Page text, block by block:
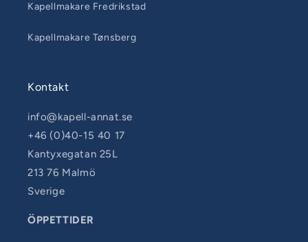
Kapellmakare Fredrikstad
Kapellmakare Tønsberg
Kontakt
info@kapell-annat.se
+46 (0)40-15 40 17
Kantyxegatan 25L
213 76 Malmö
Sverige
ÖPPETTIDER